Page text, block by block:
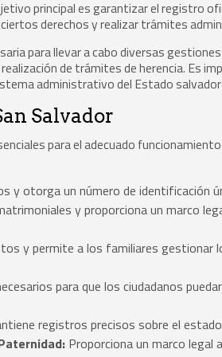
principal es garantizar el registro
derechos y realizar trámites
para llevar a cabo diversas
de trámites de herencia. Es
administrativo del Estado
Salvador
para el adecuado
y otorga un número de identificación
y proporciona un marco
y permite a los familiares gestionar
para que los ciudadanos
registros precisos sobre el
Proporciona un marco legal